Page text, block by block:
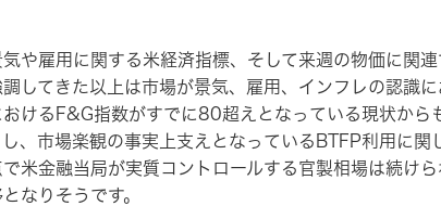
や雇用に関する米経済指標、そして来週の物価に関
調してきた以上は市場が景気、雇用、インフレの認識
おけるF&G指数がすでに80超えとなっている現状か
し、市場楽観の事実上支えとなっているBTFP利用に
で米金融当局が実質コントロールする官製相場は続け
なりそうです。